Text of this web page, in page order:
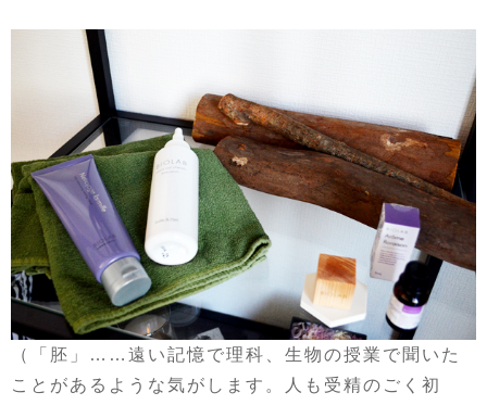
（「胚」……遠い記憶で理科、生物の授業で聞いた
ことがあるような気がします。人も受精のごく初